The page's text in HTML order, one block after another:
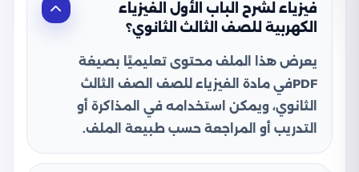
فيزياء لشرح الباب الأول الفيزياء
الكهربية للصف الثالث الثانوي؟
يعرض هذا الملف محتوى تعليميًا بصيغة
PDFفي مادة الفيزياء للصف الصف الثالث
الثانوي، ويمكن استخدامه في المذاكرة أو
التدريب أو المراجعة حسب طبيعة الملف.